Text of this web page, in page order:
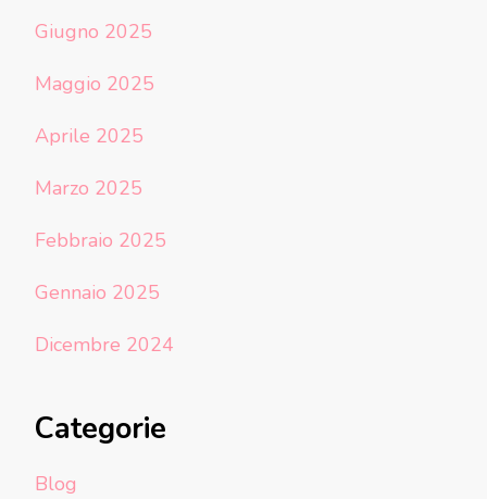
Giugno 2025
Maggio 2025
Aprile 2025
Marzo 2025
Febbraio 2025
Gennaio 2025
Dicembre 2024
Categorie
Blog